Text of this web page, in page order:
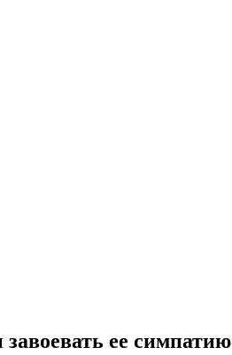
ее симпатию